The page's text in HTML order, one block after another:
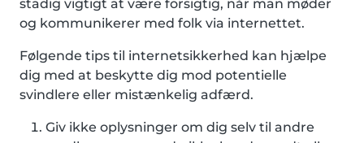
stadig vigtigt at være forsigtig, når man møder
og kommunikerer med folk via internettet.
Følgende tips til internetsikkerhed kan hjælpe
dig med at beskytte dig mod potentielle
svindlere eller mistænkelig adfærd.
Giv ikke oplysninger om dig selv til andre